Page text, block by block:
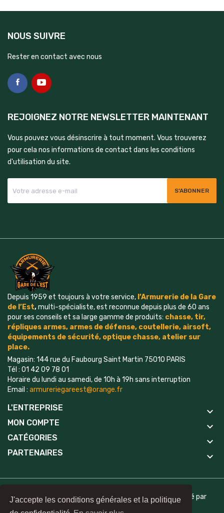
J'accepte les conditions générales et la politique
NOUS SUIVRE
Rester en contact avec nous
REJOIGNEZ NOTRE NEWSLETTER MAINTENANT
Vous pouvez vous désinscrire à tout moment. Vous trouverez
pour cela nos informations de contact dans les conditions
d'utilisation du site.
Depuis 1959 et toujours à votre service, l’Armurerie de la Gare
de l’Est,multi-spécialiste, est reconnue depuis plus de 60 ans
pour ses conseils et sa large gamme de produits: chasse, tir,
répliques armes, armes de défense, coutellerie, airsoft,
équipements de sécurité, optique chasse, atelier sur
place.
Magasin: 144 rue du Faubourg Saint Martin 75010 PARIS
Tél : 01 42 09 78 01
Horaire du lundi au samedi, de 10h à 19h sans interruption
Email : armureriegareest@orange.fr
L'ENTREPRISE keyboard_arrow_down
MON COMPTE keyboard_arrow_down
CATÉGORIES keyboard_arrow_down
PARTENAIRES keyboard_arrow_down
©2024 Armurerie Age, All Rights Reserved | Site réalisé par
AjiCreative